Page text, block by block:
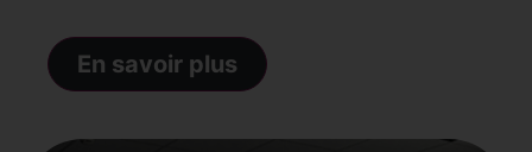
En savoir plus